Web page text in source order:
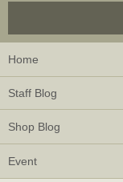
Home
Staff Blog
Shop Blog
Event